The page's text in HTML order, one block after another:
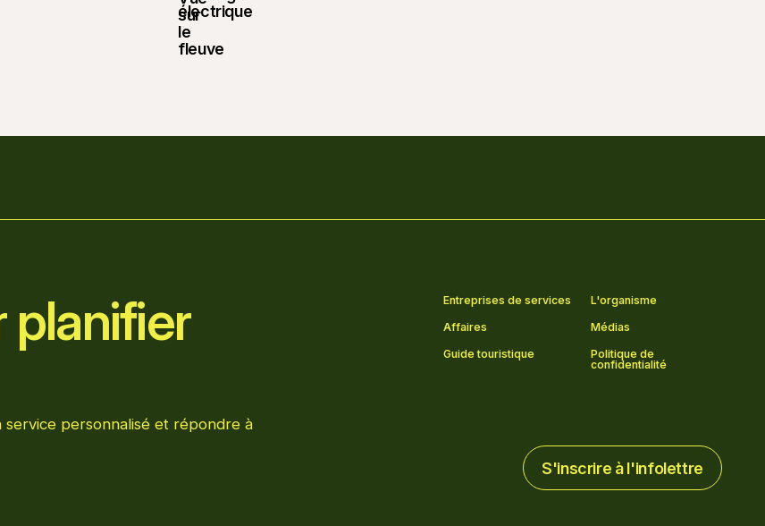
planifier
personnalisé et répondre à
Entreprises de services
L'organisme
Affaires
Médias
Guide touristique
Politique de
confidentialité
S'inscrire à l'infolettre
S'inscrire à l'infolettre